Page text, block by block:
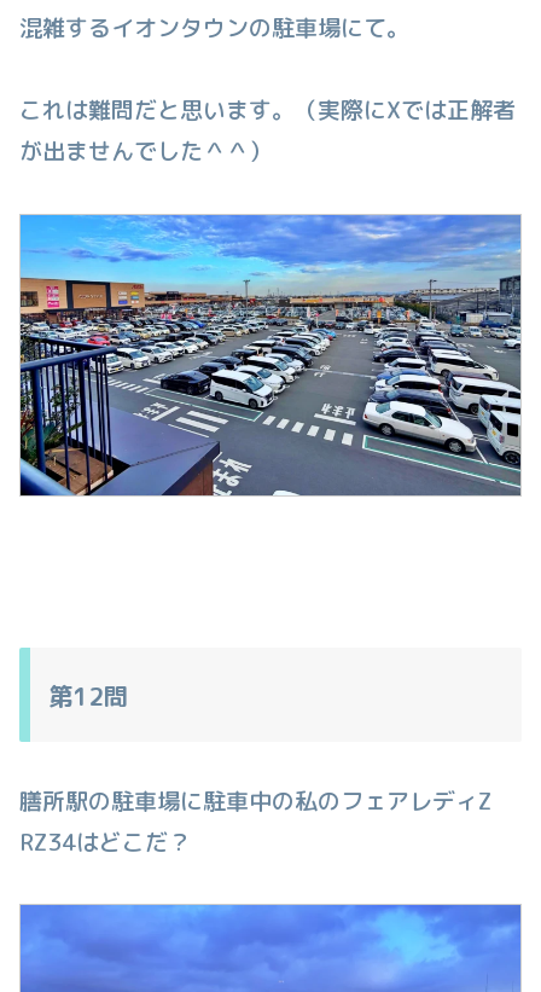
混雑するイオンタウンの駐車場にて。
これは難問だと思います。（実際にXでは正解者
が出ませんでした＾＾）
第12問
膳所駅の駐車場に駐車中の私のフェアレディZ
RZ34はどこだ？